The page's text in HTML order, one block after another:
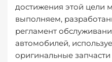
достижения этой цели
выполняем,
регламент
автомобилей,
оригинальные